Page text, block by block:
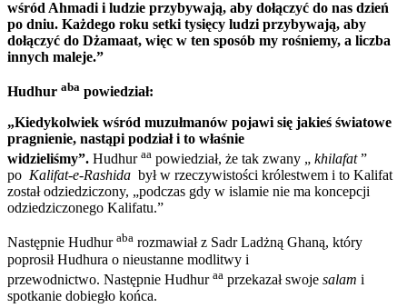
wśród Ahmadi i ludzie przybywają, aby dołączyć do nas dzień
po dniu. Każdego roku setki tysięcy ludzi przybywają, aby
dołączyć do Dżamaat, więc w ten sposób my rośniemy, a liczba
innych maleje.”
Hudhur aba powiedział:
„Kiedykolwiek wśród muzułmanów pojawi się jakieś światowe
pragnienie, nastąpi podział i to właśnie
widzieliśmy”. Hudhur aa powiedział, że tak zwany „ khilafat”
po Kalifat-e-Rashida był w rzeczywistości królestwem i to Kalifat
został odziedziczony, „podczas gdy w islamie nie ma koncepcji
odziedziczonego Kalifatu.”
Następnie Hudhur aba rozmawiał z Sadr Ladżną Ghaną, który
poprosił Hudhura o nieustanne modlitwy i
przewodnictwo. Następnie Hudhur aa przekazał swoje salam i
spotkanie dobiegło końca.